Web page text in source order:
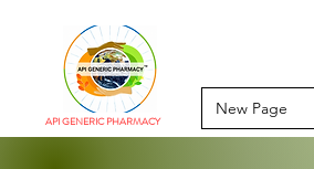
API GENERIC PHARMACY
New Page